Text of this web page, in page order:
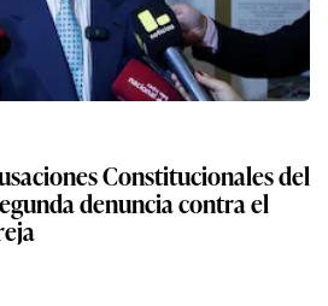
Constitucionales del
denuncia contra el